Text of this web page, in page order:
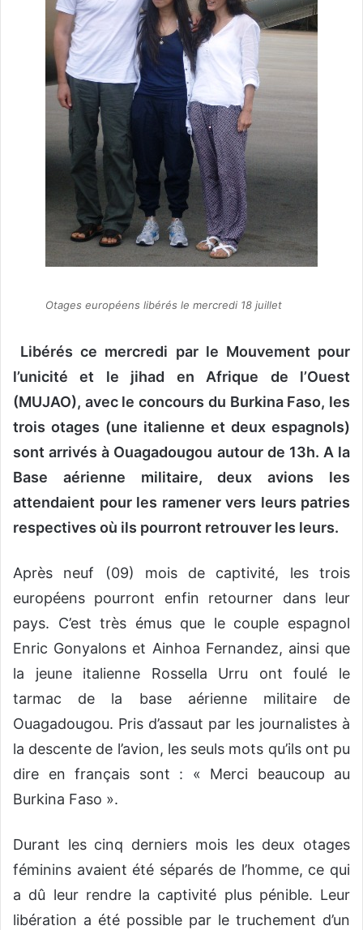
Otages européens libérés le mercredi 18 juillet
Libérés ce mercredi par le Mouvement pour
l’unicité et le jihad en Afrique de l’Ouest
(MUJAO), avec le concours du Burkina Faso, les
trois otages (une italienne et deux espagnols)
sont arrivés à Ouagadougou autour de 13h. A la
Base aérienne militaire, deux avions les
attendaient pour les ramener vers leurs patries
respectives où ils pourront retrouver les leurs.
Après neuf (09) mois de captivité, les trois
européens pourront enfin retourner dans leur
pays. C’est très émus que le couple espagnol
Enric Gonyalons et Ainhoa Fernandez, ainsi que
la jeune italienne Rossella Urru ont foulé le
tarmac de la base aérienne militaire de
Ouagadougou. Pris d’assaut par les journalistes à
la descente de l’avion, les seuls mots qu’ils ont pu
dire en français sont : « Merci beaucoup au
Burkina Faso ».
Durant les cinq derniers mois les deux otages
féminins avaient été séparés de l’homme, ce qui
a dû leur rendre la captivité plus pénible. Leur
libération a été possible par le truchement d’un